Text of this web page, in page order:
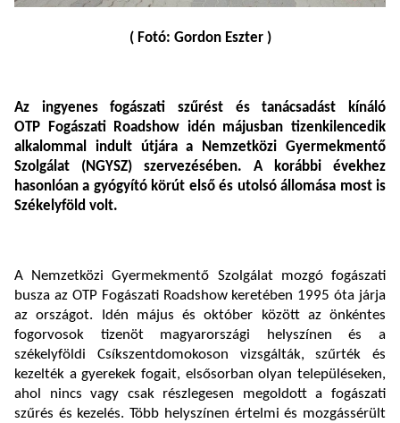
( Fotó: Gordon Eszter )
Az ingyenes fogászati szűrést és tanácsadást kínáló
OTP Fogászati Roadshow idén májusban tizenkilencedik
alkalommal indult útjára a Nemzetközi Gyermekmentő
Szolgálat (NGYSZ) szervezésében. A korábbi évekhez
hasonlóan a gyógyító körút első és utolsó állomása most is
Székelyföld volt.
A Nemzetközi Gyermekmentő Szolgálat mozgó fogászati
busza az OTP Fogászati Roadshow keretében 1995 óta járja
az országot. Idén május és október között az önkéntes
fogorvosok tizenöt magyarországi helyszínen és a
székelyföldi Csíkszentdomokoson vizsgálták, szűrték és
kezelték a gyerekek fogait, elsősorban olyan településeken,
ahol nincs vagy csak részlegesen megoldott a fogászati
szűrés és kezelés. Több helyszínen értelmi és mozgássérült